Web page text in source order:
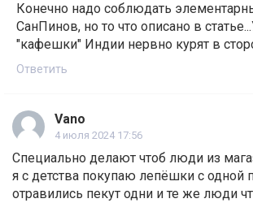
Конечно надо соблюдать
СанПинов, но то что описано в
"кафешки" Индии нервно курят в
Ответить
Vano
4 июля 2024 17:56
Специально делают чтоб люди из
я с детства покупаю лепёшки с одной
отравились пекут одни и те же люди